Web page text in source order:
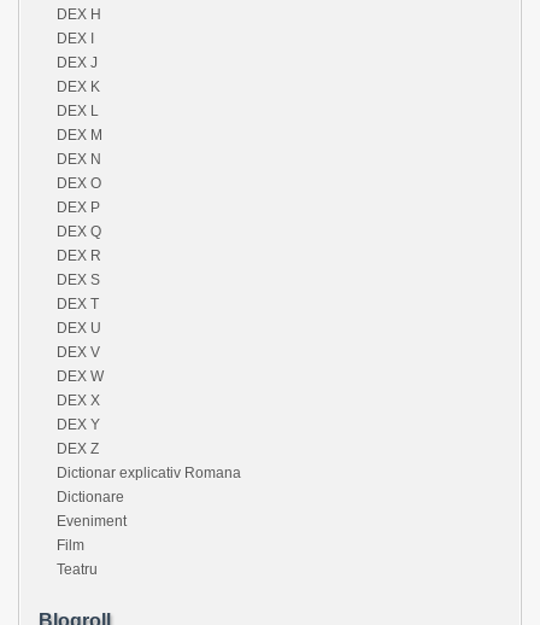
DEX H
DEX I
DEX J
DEX K
DEX L
DEX M
DEX N
DEX O
DEX P
DEX Q
DEX R
DEX S
DEX T
DEX U
DEX V
DEX W
DEX X
DEX Y
DEX Z
Dictionar explicativ Romana
Dictionare
Eveniment
Film
Teatru
Blogroll